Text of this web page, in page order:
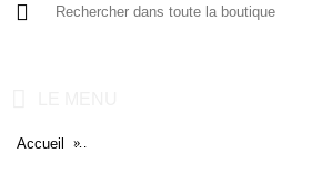
Accueil Silver Caviar Eau de toilette